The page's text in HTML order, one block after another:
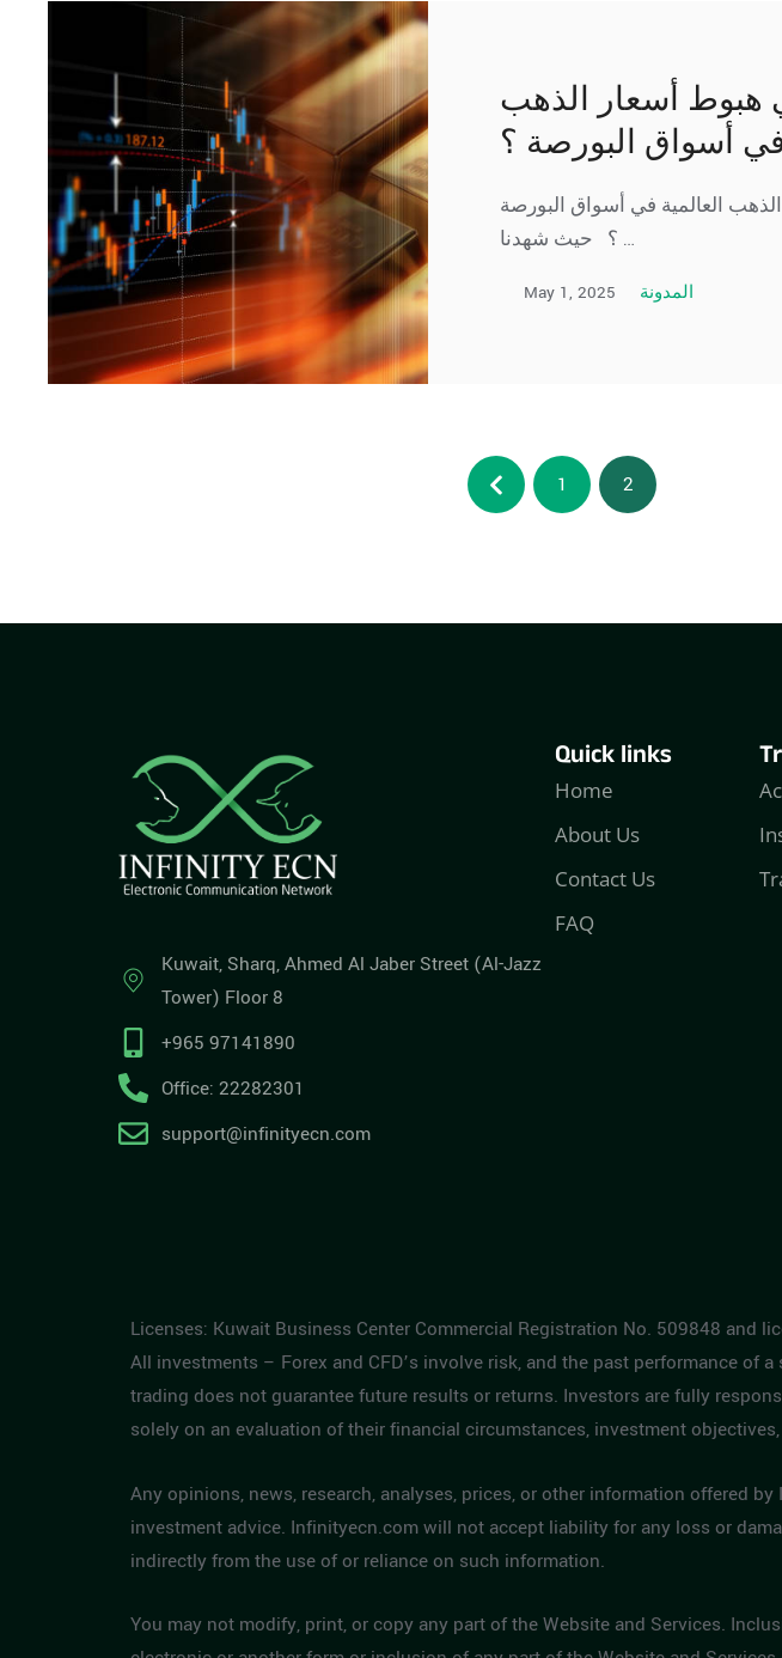
هبوط أسعار الذهب
في أسواق البورصة ؟
العالمية في أسواق البورصة
؟ حيث شهدنا …
May 1, 2025 المدونة
1 2
Kuwait, Sharq, Ahmed Al Jaber Street (Al-Jazz
Tower) Floor 8
+965 97141890
Office: 22282301
support@infinityecn.com
Quick links
Home
About Us
Contact Us
FAQ
Licenses: Kuwait Business Center Commercial Registration No. 509848 and
All investments – Forex and CFD’s involve risk, and the past performance of
trading does not guarantee future results or returns. Investors are fully
solely on an evaluation of their financial circumstances, investment
Any opinions, news, research, analyses, prices, or other information offered
investment advice. Infinityecn.com will not accept liability for any loss or
indirectly from the use of or reliance on such information.
You may not modify, print, or copy any part of the Website and Services.